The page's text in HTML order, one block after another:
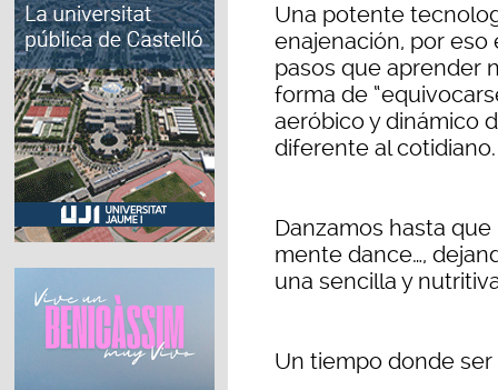
Una potente
enajenación, por eso
pasos que aprender
forma de
aeróbico y dinámico
diferente al cotidiano.
Danzamos hasta
mente dance…,
una sencilla y
Un tiempo donde